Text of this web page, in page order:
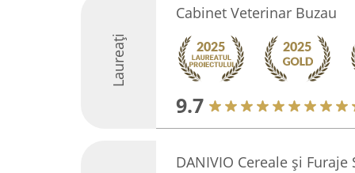
Laureați
Cabinet Veterinar Buzau
9.7
DANIVIO Cereale și Furaje